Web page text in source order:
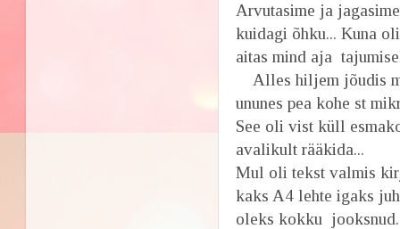
Arvutasime ja
kuidagi õhku... Kuna
aitas mind aja
Alles hiljem jõudis
ununes pea kohe st
See oli vist küll
avalikult rääkida...
Mul oli tekst valmis
kaks A4 lehte igaks
oleks kokku